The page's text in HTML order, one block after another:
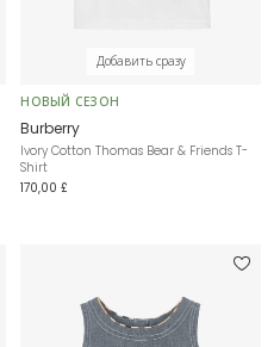
Добавить сразу
НОВЫЙ СЕЗОН
Burberry
Ivory Cotton Thomas Bear & Friends T-
Shirt
170,00 £